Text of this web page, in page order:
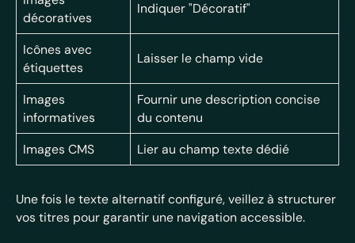
décoratives
Indiquer "Décoratif"
Icônes avec
étiquettes
Laisser le champ vide
Images
informatives
Fournir une description concise
du contenu
Images CMS
Lier au champ texte dédié
Une fois le texte alternatif configuré, veillez à structurer
vos titres pour garantir une navigation accessible.